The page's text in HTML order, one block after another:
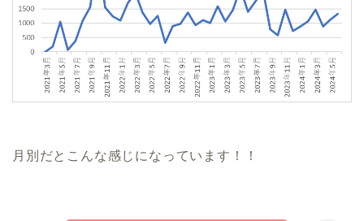
月別だとこんな感じになっています！！